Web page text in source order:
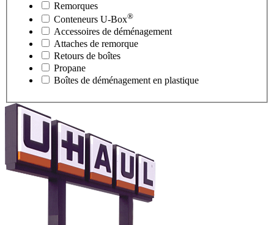
Remorques
Conteneurs U-Box®
Accessoires de déménagement
Attaches de remorque
Retours de boîtes
Propane
Boîtes de déménagement en plastique